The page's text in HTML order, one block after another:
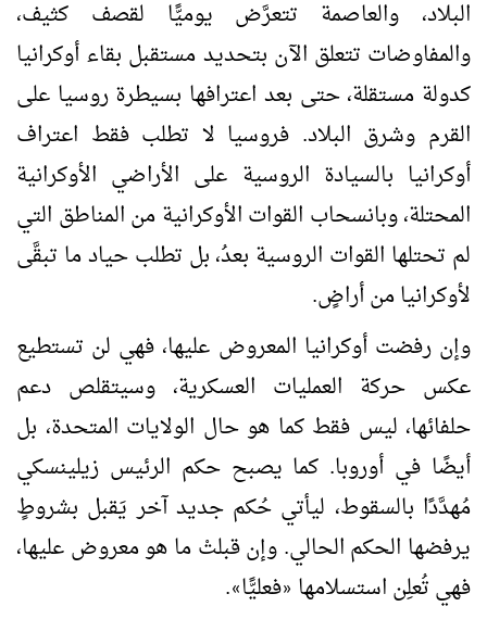
البلاد، والعاصمة تتعرَّض يوميًّا لقصف كثيف،
والمفاوضات تتعلق الآن بتحديد مستقبل بقاء أوكرانيا
كدولة مستقلة، حتى بعد اعترافها بسيطرة روسيا على
القرم وشرق البلاد. فروسيا لا تطلب فقط اعتراف
أوكرانيا بالسيادة الروسية على الأراضي الأوكرانية
المحتلة، وبانسحاب القوات الأوكرانية من المناطق التي
لم تحتلها القوات الروسية بعدُ، بل تطلب حياد ما تبقَّى
لأوكرانيا من أراضٍ.
وإن رفضت أوكرانيا المعروض عليها، فهي لن تستطيع
عكس حركة العمليات العسكرية، وسيتقلص دعم
حلفائها، ليس فقط كما هو حال الولايات المتحدة، بل
أيضًا في أوروبا. كما يصبح حكم الرئيس زيلينسكي
مُهدَّدًا بالسقوط، ليأتي حُكم جديد آخر يَقبل بشروطٍ
يرفضها الحكم الحالي. وإن قبلتْ ما هو معروض عليها،
فهي تُعلِن استسلامها «فعليًّا»
.